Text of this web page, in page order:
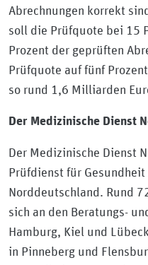
Abrechnungen korrekt
soll die Prüfquote bei 15
Prozent der geprüften
Prüfquote auf fünf
so rund 1,6 Milliarden
Der Medizinische Dienst
Der Medizinische Dienst
Prüfdienst für
Norddeutschland. Rund
sich an den Beratungs-
Hamburg, Kiel und
in Pinneberg und